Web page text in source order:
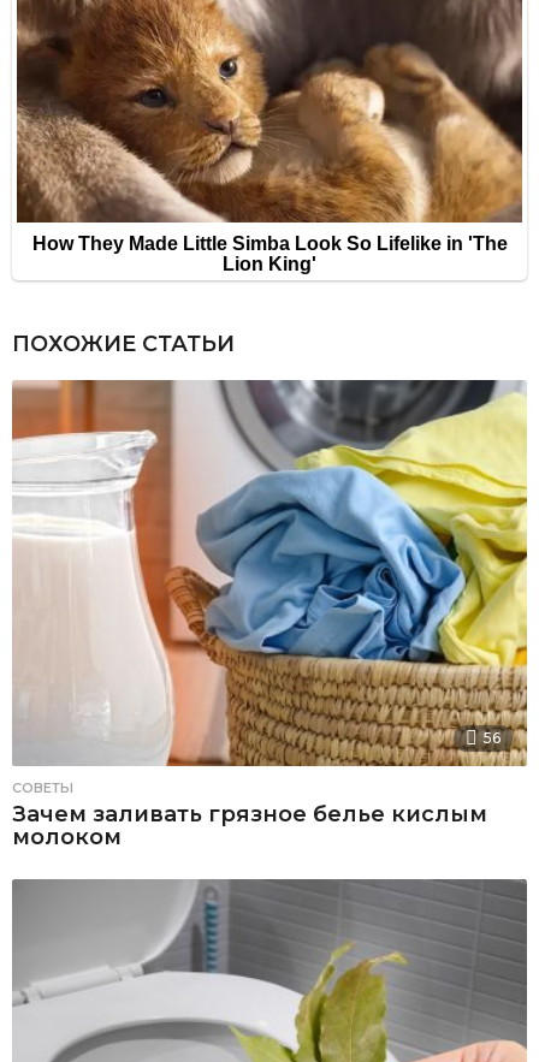
ПОХОЖИЕ СТАТЬИ
56
СОВЕТЫ
Зачем заливать грязное белье кислым
молоком